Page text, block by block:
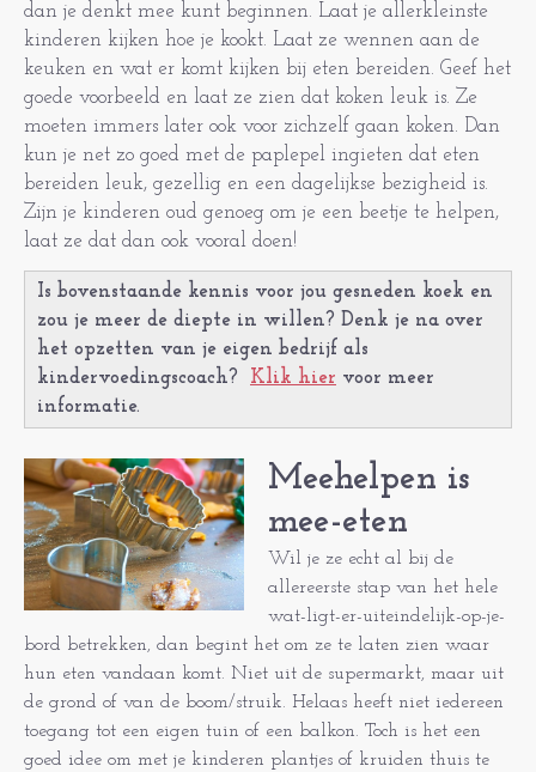
dan je denkt mee kunt beginnen. Laat je allerkleinste
kinderen kijken hoe je kookt. Laat ze wennen aan de
keuken en wat er komt kijken bij eten bereiden. Geef het
goede voorbeeld en laat ze zien dat koken leuk is. Ze
moeten immers later ook voor zichzelf gaan koken. Dan
kun je net zo goed met de paplepel ingieten dat eten
bereiden leuk, gezellig en een dagelijkse bezigheid is.
Zijn je kinderen oud genoeg om je een beetje te helpen,
laat ze dat dan ook vooral doen!
Is bovenstaande kennis voor jou gesneden koek en
zou je meer de diepte in willen? Denk je na over
het opzetten van je eigen bedrijf als
kindervoedingscoach? Klik hier voor meer
informatie.
Meehelpen is
mee-eten
Wil je ze echt al bij de
allereerste stap van het hele
wat-ligt-er-uiteindelijk-op-je-
bord betrekken, dan begint het om ze te laten zien waar
hun eten vandaan komt. Niet uit de supermarkt, maar uit
de grond of van de boom/struik. Helaas heeft niet iedereen
toegang tot een eigen tuin of een balkon. Toch is het een
goed idee om met je kinderen plantjes of kruiden thuis te